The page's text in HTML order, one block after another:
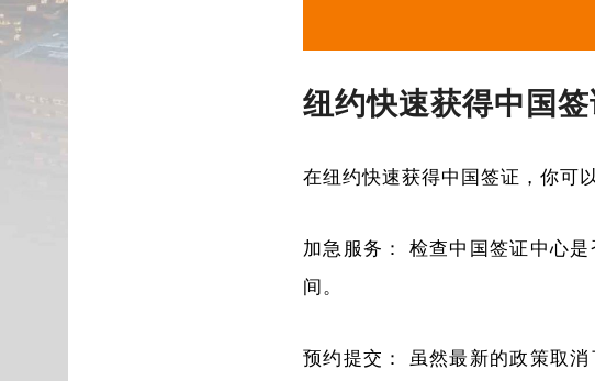
纽约快速获得中国
在纽约快速获得中国签证，你可
加急服务： 检查中国签证中心
间。
预约提交： 虽然最新的政策取